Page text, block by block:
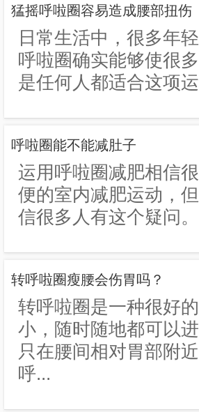
猛摇呼啦圈容易造成腰部扭伤
日常生活中，很多年
呼啦圈确实能够使很
是任何人都适合这项
呼啦圈能不能减肚子
运用呼啦圈减肥相信
便的室内减肥运动，
信很多人有这个疑
转呼啦圈瘦腰会伤胃吗？
转呼啦圈是一种很好
小，随时随地都可以
只在腰间相对胃部附
呼...